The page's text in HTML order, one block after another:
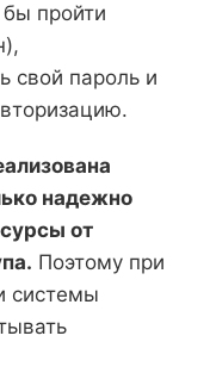
пройти
свой пароль и
надежно
от
Поэтому при
системы